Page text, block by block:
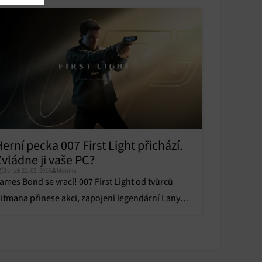
aktivní
pecka 007 First Light přichází.
ji vaše PC?
Čtvrtek 21. 05. 2026 Monika
Bond se vrací! 007 First Light od tvůrců
přinese akci, zapojení legendární Lany